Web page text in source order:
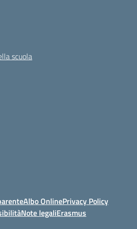
scuola
Albo OnlinePrivacy Policy
Note legaliErasmus